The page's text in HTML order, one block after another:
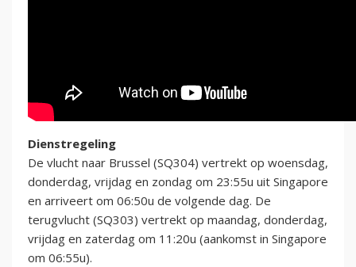
Dienstregeling
De vlucht naar Brussel (SQ304) vertrekt op woensdag,
donderdag, vrijdag en zondag om 23:55u uit Singapore
en arriveert om 06:50u de volgende dag. De
terugvlucht (SQ303) vertrekt op maandag, donderdag,
vrijdag en zaterdag om 11:20u (aankomst in Singapore
om 06:55u).